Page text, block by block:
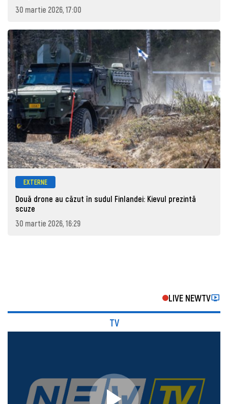
30 martie 2026, 17:00
EXTERNE
Două drone au căzut în sudul Finlandei: Kievul prezintă
scuze
30 martie 2026, 16:29
LIVE NEWTV
TV